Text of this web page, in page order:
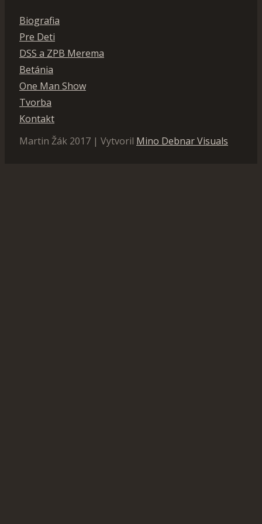
Biografia
Pre Deti
DSS a ZPB Merema
Betánia
One Man Show
Tvorba
Kontakt
Martin Žák 2017 | Vytvoril Mino Debnar Visuals